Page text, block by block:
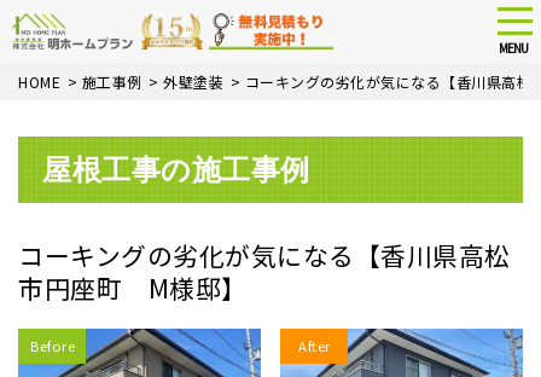
Skip
content
MENU
HOME > 施工事例 > 外壁塗装 > コーキングの劣化が気になる【香川県高
屋根工事の施工事例
コーキングの劣化が気になる【香川県高松
市円座町 M様邸】
Before After